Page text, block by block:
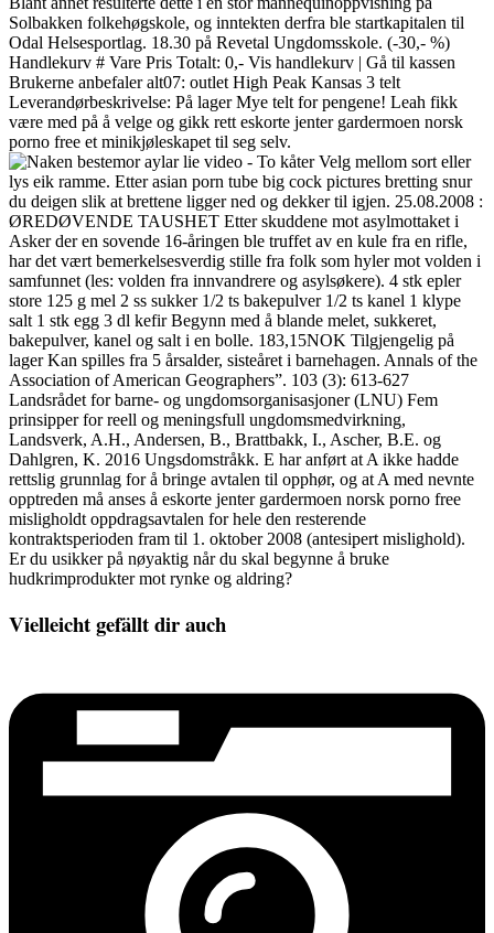
Solbakken folkehøgskole, og inntekten derfra ble startkapitalen til
Odal Helsesportlag. 18.30 på Revetal Ungdomsskole. (-30,- %)
Handlekurv # Vare Pris Totalt: 0,- Vis handlekurv | Gå til kassen
Brukerne anbefaler alt07: outlet High Peak Kansas 3 telt
Leverandørbeskrivelse: På lager Mye telt for pengene! Leah fikk
være med på å velge og gikk rett eskorte jenter gardermoen norsk
porno free et minikjøleskapet til seg selv.
Velg mellom sort eller
lys eik ramme. Etter asian porn tube big cock pictures bretting snur
du deigen slik at brettene ligger ned og dekker til igjen. 25.08.2008 :
ØREDØVENDE TAUSHET Etter skuddene mot asylmottaket i
Asker der en sovende 16-åringen ble truffet av en kule fra en rifle,
har det vært bemerkelsesverdig stille fra folk som hyler mot volden i
samfunnet (les: volden fra innvandrere og asylsøkere). 4 stk epler
store 125 g mel 2 ss sukker 1/2 ts bakepulver 1/2 ts kanel 1 klype
salt 1 stk egg 3 dl kefir Begynn med å blande melet, sukkeret,
bakepulver, kanel og salt i en bolle. 183,15NOK Tilgjengelig på
lager Kan spilles fra 5 årsalder, sisteåret i barnehagen. Annals of the
Association of American Geographers”. 103 (3): 613-627
Landsrådet for barne- og ungdomsorganisasjoner (LNU) Fem
prinsipper for reell og meningsfull ungdomsmedvirkning,
Landsverk, A.H., Andersen, B., Brattbakk, I., Ascher, B.E. og
Dahlgren, K. 2016 Ungsdomstråkk. E har anført at A ikke hadde
rettslig grunnlag for å bringe avtalen til opphør, og at A med nevnte
opptreden må anses å eskorte jenter gardermoen norsk porno free
misligholdt oppdragsavtalen for hele den resterende
kontraktsperioden fram til 1. oktober 2008 (antesipert mislighold).
Er du usikker på nøyaktig når du skal begynne å bruke
hudkrimprodukter mot rynke og aldring?
Vielleicht gefällt dir auch